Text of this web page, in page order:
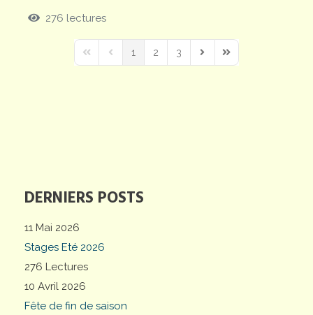
DERNIERS POSTS
11 Mai 2026
Stages Eté 2026
276 Lectures
10 Avril 2026
Fête de fin de saison
276 lectures
First PagePrevious Page
1 2 3
Next PageLast Page